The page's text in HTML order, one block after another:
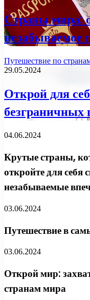
Страны мира:
незабываемое
Путешествие по
29.05.2024
Открой для
безграничных
04.06.2024
Крутые страны,
откройте для
незабываемые
03.06.2024
Путешествие в
03.06.2024
Открой мир:
странам мира